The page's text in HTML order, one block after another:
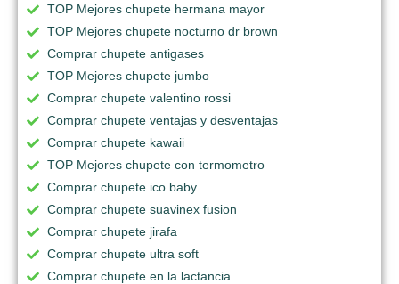
TOP Mejores chupete hermana mayor
TOP Mejores chupete nocturno dr brown
Comprar chupete antigases
TOP Mejores chupete jumbo
Comprar chupete valentino rossi
Comprar chupete ventajas y desventajas
Comprar chupete kawaii
TOP Mejores chupete con termometro
Comprar chupete ico baby
Comprar chupete suavinex fusion
Comprar chupete jirafa
Comprar chupete ultra soft
Comprar chupete en la lactancia